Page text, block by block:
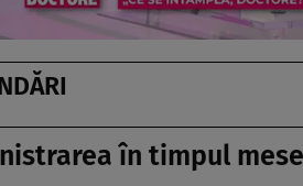
în timpul